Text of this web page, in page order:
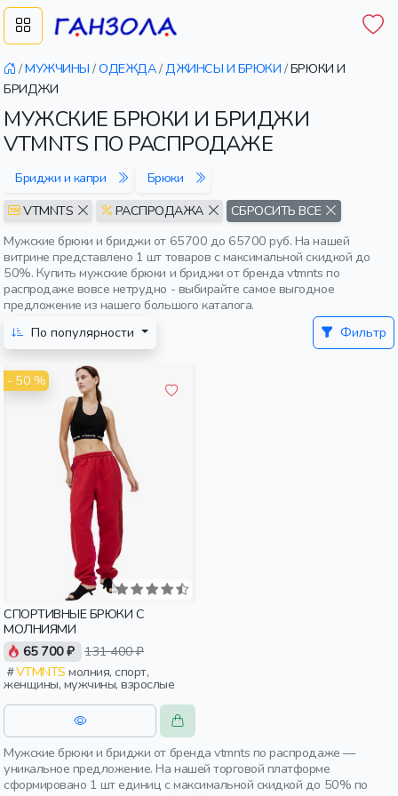
/МУЖЧИНЫ /ОДЕЖДА/ДЖИНСЫ И БРЮКИ /БРЮКИ И
БРИДЖИ
МУЖСКИЕ БРЮКИ И БРИДЖИ
VTMNTS ПО РАСПРОДАЖЕ
Бриджи и капри
Брюки
VTMNTS
РАСПРОДАЖА
СБРОСИТЬ ВСЕ
Мужские брюки и бриджи от 65700 до 65700 руб. На нашей
витрине представлено 1 шт товаров с максимальной скидкой до
50%. Купить мужские брюки и бриджи от бренда vtmnts по
распродаже вовсе нетрудно - выбирайте самое выгодное
предложение из нашего большого каталога.
По популярности
Фильтр
- 50 %
СПОРТИВНЫЕ БРЮКИ С
МОЛНИЯМИ
65 700 ₽ 131 400 ₽
VTMNTS молния, спорт,
женщины, мужчины, взрослые
Мужские брюки и бриджи от бренда vtmnts по распродаже —
уникальное предложение. На нашей торговой платформе
сформировано 1 шт единиц с максимальной скидкой до 50% по